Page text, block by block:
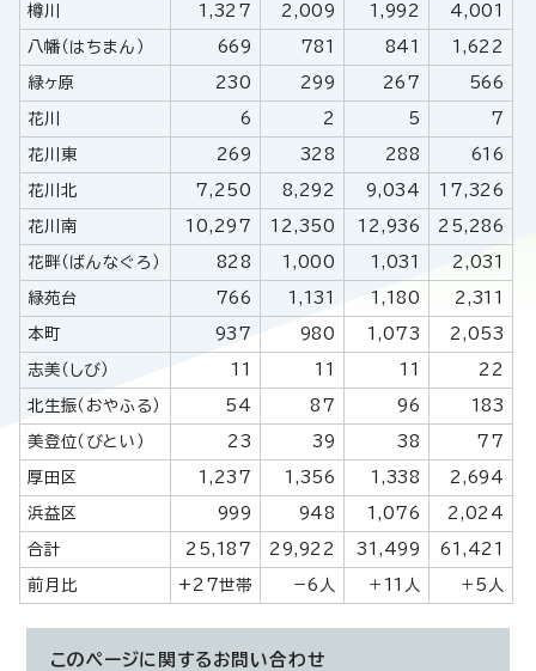
樽川 1,327 2,009 1,992 4,001
八幡（はちまん） 669 781 841 1,622
緑ヶ原 230 299 267 566
花川 6 2 5 7
花川東 269 328 288 616
花川北 7,250 8,292 9,034 17,326
花川南 10,297 12,350 12,936 25,286
花畔（ばんなぐろ） 828 1,000 1,031 2,031
緑苑台 766 1,131 1,180 2,311
本町 937 980 1,073 2,053
志美（しび） 11 11 11 22
北生振（おやふる） 54 87 96 183
美登位（びとい） 23 39 38 77
厚田区 1,237 1,356 1,338 2,694
浜益区 999 948 1,076 2,024
合計 25,187 29,922 31,499 61,421
前月比 +27世帯 －6人 ＋11人 ＋5人
このページに関する お問い合わせ